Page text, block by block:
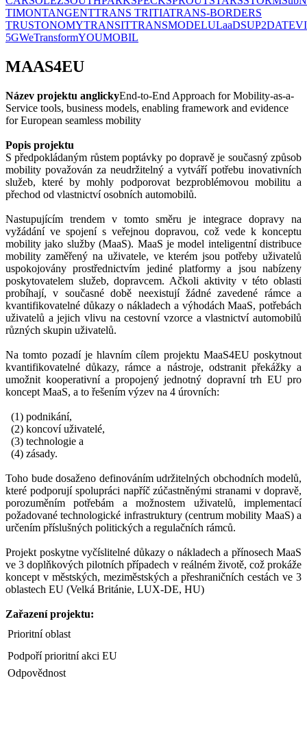
TIMONTANGENTTRANS TRITIATRANS-BORDERS
TRUSTONOMYTRANSITTRANSMODELULaaDSUP2DATE
5GWeTransformYOUMOBIL
MAAS4EU
Název projektu anglickyEnd-to-End Approach for Mobility-as-a-
Service tools, business models, enabling framework and evidence
for European seamless mobility
Popis projektu
S předpokládaným růstem poptávky po dopravě je současný způsob
mobility považován za neudržitelný a vytváří potřebu inovativních
služeb, které by mohly podporovat bezproblémovou mobilitu a
přechod od vlastnictví osobních automobilů.
Nastupujícím trendem v tomto směru je integrace dopravy na
vyžádání ve spojení s veřejnou dopravou, což vede k konceptu
mobility jako služby (MaaS). MaaS je model inteligentní distribuce
mobility zaměřený na uživatele, ve kterém jsou potřeby uživatelů
uspokojovány prostřednictvím jediné platformy a jsou nabízeny
poskytovatelem služeb, dopravcem. Ačkoli aktivity v této oblasti
probíhají, v současné době neexistují žádné zavedené rámce a
kvantifikovatelné důkazy o nákladech a výhodách MaaS, potřebách
uživatelů a jejich vlivu na cestovní vzorce a vlastnictví automobilů
různých skupin uživatelů.
Na tomto pozadí je hlavním cílem projektu MaaS4EU poskytnout
kvantifikovatelné důkazy, rámce a nástroje, odstranit překážky a
umožnit kooperativní a propojený jednotný dopravní trh EU pro
koncept MaaS, a to řešením výzev na 4 úrovních:
(1) podnikání,
(2) koncoví uživatelé,
(3) technologie a
(4) zásady.
Toho bude dosaženo definováním udržitelných obchodních modelů,
které podporují spolupráci napříč zúčastněnými stranami v dopravě,
porozuměním potřebám a možnostem uživatelů, implementací
požadované technologické infrastruktury (centrum mobility MaaS) a
určením příslušných politických a regulačních rámců.
Projekt poskytne vyčíslitelné důkazy o nákladech a přínosech MaaS
ve 3 doplňkových pilotních případech v reálném životě, což prokáže
koncept v městských, meziměstských a přeshraničních cestách ve 3
oblastech EU (Velká Británie, LUX-DE, HU)
Zařazení projektu:
Prioritní oblast
Podpoří prioritní akci EU
Odpovědnost